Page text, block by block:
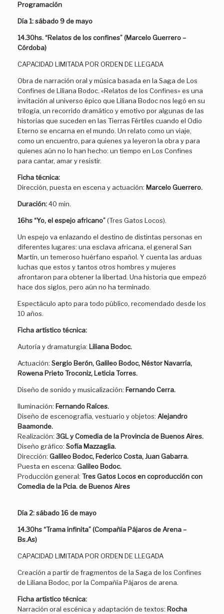
Programación
Día 1:sábado 9 de mayo
14.30hs. “Relatos de los confines” (Marcelo Guerrero –
Córdoba)
CAPACIDAD LIMITADA POR ORDEN DE LLEGADA
Obra de narración oral y música basada en la Saga de Los
Confines de Liliana Bodoc. «Relatos de los Confines» es una
invitación al universo épico que Liliana Bodoc nos legó en su
trilogía, un recorrido dramático y emotivo por algunas de las
historias que suceden en las Tierras Fértiles cuando el Odio
Eterno se encarna en el mundo. Un relato como un viaje,
como un encuentro, para quienes ya leyeron la obra y para
quienes aún no lo han hecho: un tiempo en Los Confines
para cantar, amar y resistir.
Ficha técnica:
Dirección, puesta en escena y actuación: Marcelo Guerrero.
Duración:40 min.
16hs “Yo, el espejo africano”(Tres Gatos Locos).
Un espejo va enlazando el destino de distintas personas en
diferentes lugares: una esclava africana, el general San
Martín, un temeroso huérfano español. Y cuenta las arduas
luchas que estos y tantos otros hombres y mujeres
afrontaron para obtener la libertad. Una historia que empezó
hace dos siglos, pero aún no ha terminado.
Espectáculo apto para todo público, recomendado desde los
10 años.
Ficha artístico técnica:
Autoría y dramaturgia: Liliana Bodoc.
Actuación: Sergio Berón, Galileo Bodoc, Néstor Navarría,
Rowena Prieto Troconiz, Leticia Torres.
Diseño de sonido y musicalización: Fernando Cerra.
Iluminación: Fernando Raíces.
Diseño de escenografía, vestuario y objetos: Alejandro
Baamonde.
Realización: 3GL y Comedia de la Provincia de Buenos Aires.
Diseño gráfico: Sofía Mazzaglia.
Dirección: Galileo Bodoc, Federico Costa, Juan Gabarra.
Puesta en escena: Galileo Bodoc.
Producción general: Tres Gatos Locos en coproducción con
Comedia de la Pcia. de Buenos Aires
Día 2:sábado 16 de mayo
14.30hs “Trama infinita” (Compañía Pájaros de Arena –
Bs.As)
CAPACIDAD LIMITADA POR ORDEN DE LLEGADA
Creación a partir de fragmentos de la Saga de los Confines
de Liliana Bodoc, por la Compañía Pájaros de arena.
Ficha artístico técnica:
Narración oral escénica y adaptación de textos: Rocha